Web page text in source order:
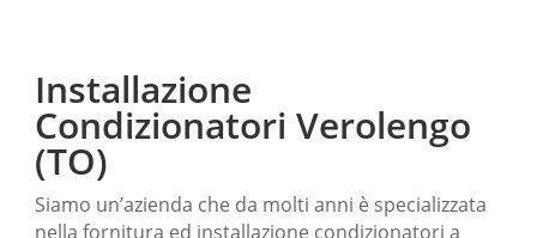
Installazione
Condizionatori Verolengo
(TO)
Siamo un’azienda che da molti anni è specializzata
nella fornitura ed installazione condizionatori a